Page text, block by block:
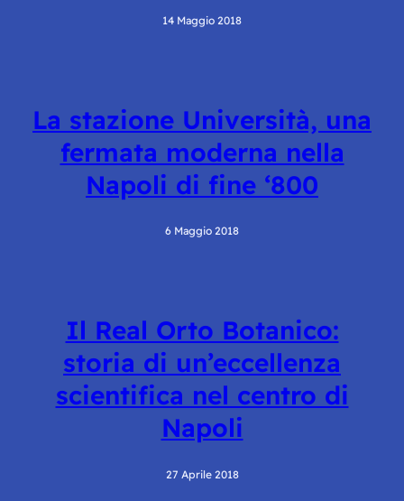
14 Maggio 2018
La stazione Università, una
fermata moderna nella
Napoli di fine ‘800
6 Maggio 2018
Il Real Orto Botanico:
storia di un’eccellenza
scientifica nel centro di
Napoli
27 Aprile 2018